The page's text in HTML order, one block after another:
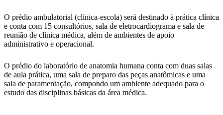
O prédio ambulatorial (clínica-escola) será destinado à prática clínica
e conta com 15 consultórios, sala de eletrocardiograma e sala de
reunião de clínica médica, além de ambientes de apoio
administrativo e operacional.
O prédio do laboratório de anatomia humana conta com duas salas
de aula prática, uma sala de preparo das peças anatômicas e uma
sala de paramentação, compondo um ambiente adequado para o
estudo das disciplinas básicas da área médica.